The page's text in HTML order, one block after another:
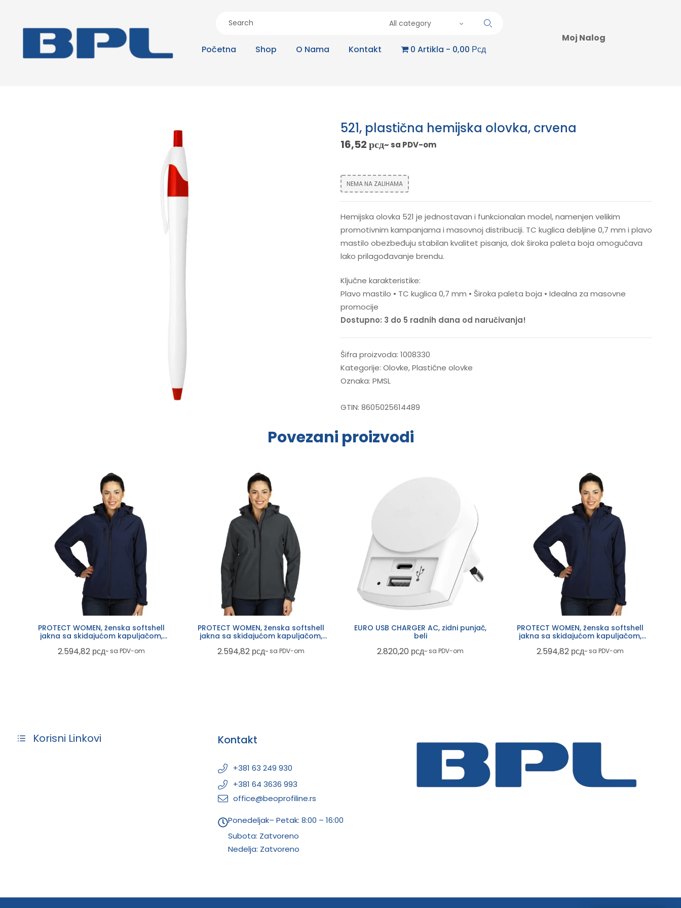
All category
Početna Shop O Nama Kontakt 0 Artikla 0,00 Рсд
Moj Nalog
521, plastična hemijska olovka, crvena
16,52рсд~ sa PDV-om
NEMA NA ZALIHAMA
Hemijska olovka 521 je jednostavan i funkcionalan model, namenjen velikim
promotivnim kampanjama i masovnoj distribuciji. TC kuglica debljine 0,7 mm i plavo
mastilo obezbeđuju stabilan kvalitet pisanja, dok široka paleta boja omogućava
lako prilagođavanje brendu.
Ključne karakteristike:
Plavo mastilo • TC kuglica 0,7 mm • Široka paleta boja • Idealna za masovne
promocije
Dostupno: 3 do 5 radnih dana od naručivanja!
Šifra proizvoda: 1008330
Kategorije: Olovke,Plastične olovke
Oznaka: PMSL
GTIN: 8605025614489
Povezani proizvodi
PROTECT WOMEN, ženska softshell
jakna sa skidajućom kapuljačom,
2.594,82 рсд~ sa PDV-om
PROTECT WOMEN, ženska softshell
jakna sa skidajućom kapuljačom,
2.594,82 рсд~ sa PDV-om
EURO USB CHARGER AC, zidni punjač,
beli
2.820,20 рсд~ sa PDV-om
PROTECT WOMEN, ženska softshell
jakna sa skidajućom kapuljačom,
2.594,82 рсд~ sa PDV-om
Korisni Linkovi Kontakt
+381 63 249 930
+381 64 3636 993
office@beoprofiline.rs
Ponedeljak– Petak: 8:00 – 16:00
Subota: Zatvoreno
Nedelja: Zatvoreno